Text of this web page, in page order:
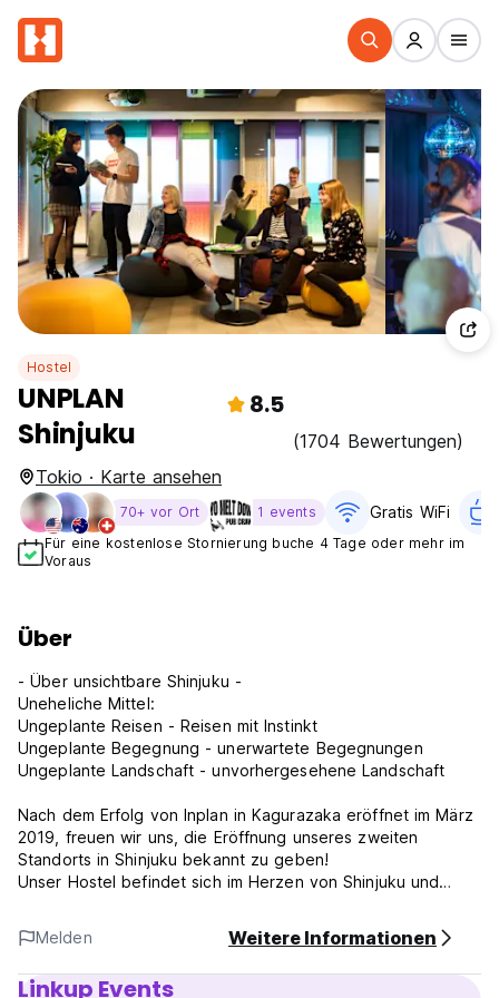
Hostel
UNPLAN
Shinjuku
8.5
(1704 Bewertungen)
Tokio · Karte ansehen
70+ vor Ort 1 events Gratis WiFi
Für eine kostenlose Stornierung buche 4 Tage oder mehr im
Voraus
Über
- Über unsichtbare Shinjuku -
Uneheliche Mittel:
Ungeplante Reisen - Reisen mit Instinkt
Ungeplante Begegnung - unerwartete Begegnungen
Ungeplante Landschaft - unvorhergesehene Landschaft
Nach dem Erfolg von Inplan in Kagurazaka eröffnet im März
2019, freuen wir uns, die Eröffnung unseres zweiten
Standorts in Shinjuku bekannt zu geben!
Unser Hostel befindet sich im Herzen von Shinjuku und
und entspannen kann, egal ob sie neu sind, wiederholen
oder in Japan wohnen.
Die Stadt Shinjuku ist eine perfekte Mischung aus
Melden Weitere Informationen
Linkup Events